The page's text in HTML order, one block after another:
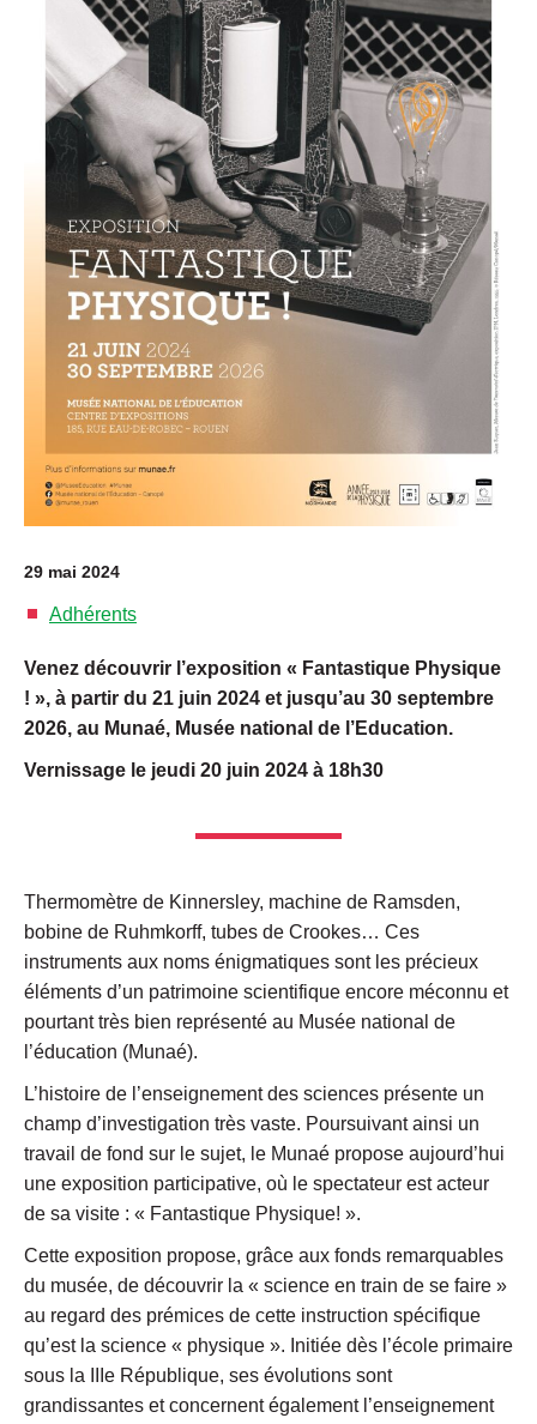
29 mai 2024
Adhérents
Venez découvrir l’exposition « Fantastique Physique
! », à partir du 21 juin 2024 et jusqu’au 30 septembre
2026, au Munaé, Musée national de l’Education.
Vernissage le jeudi 20 juin 2024 à 18h30
Thermomètre de Kinnersley, machine de Ramsden,
bobine de Ruhmkorff, tubes de Crookes… Ces
instruments aux noms énigmatiques sont les précieux
éléments d’un patrimoine scientifique encore méconnu et
pourtant très bien représenté au Musée national de
l’éducation (Munaé).
L’histoire de l’enseignement des sciences présente un
champ d’investigation très vaste. Poursuivant ainsi un
travail de fond sur le sujet, le Munaé propose aujourd’hui
une exposition participative, où le spectateur est acteur
de sa visite : « Fantastique Physique! ».
Cette exposition propose, grâce aux fonds remarquables
du musée, de découvrir la « science en train de se faire »
au regard des prémices de cette instruction spécifique
qu’est la science « physique ». Initiée dès l’école primaire
sous la IIIe République, ses évolutions sont
grandissantes et concernent également l’enseignement